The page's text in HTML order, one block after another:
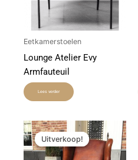
Eetkamerstoelen
Lounge Atelier Evy
Armfauteuil
Lees verder
Uitverkoop!
Uitverkoop!
Oorspronkelijke
prijs
was:
€2.295,00.
Huidige
prijs
is:
€1.150,00.